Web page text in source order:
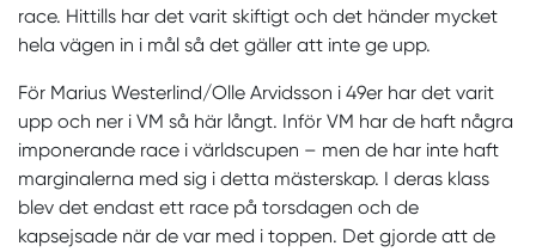
race. Hittills har det varit skiftigt och det händer mycket
hela vägen in i mål så det gäller att inte ge upp.
För Marius Westerlind/Olle Arvidsson i 49er har det varit
upp och ner i VM så här långt. Inför VM har de haft några
imponerande race i världscupen – men de har inte haft
marginalerna med sig i detta mästerskap. I deras klass
blev det endast ett race på torsdagen och de
kapsejsade när de var med i toppen. Det gjorde att de